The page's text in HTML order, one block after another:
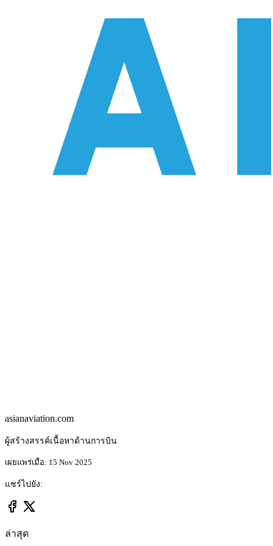
asianaviation.com
ผู้สร้างสรรค์เนื้อหาด้านการบิน
เผยแพร่เมื่อ: 15 Nov 2025
แชร์ไปยัง:
ล่าสุด